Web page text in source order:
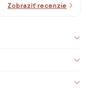
Zobraziť recenzie